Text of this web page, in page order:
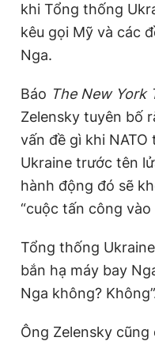
Hotline
0906 645 777
Phó tổng biên tập thường
Phó tổng biên tập: Lâm
Phó tổng biên tập: Trần
Tổng thư ký tòa soạn: Đức
Giấy phép xuất bản số
© 2003-2026 Bản quyền
chép dưới mọi hình thức
khi Tổng thống
kêu gọi Mỹ và các
Nga.
Báo The New York
Zelensky tuyên bố
vấn đề gì khi
Ukraine trước tên
hành động đó sẽ
“cuộc tấn công vào
Tổng thống
bắn hạ máy bay
Nga không?
Ông Zelensky